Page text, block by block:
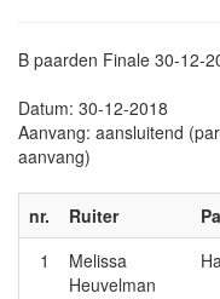
B paarden Finale 30-12-
Datum: 30-12-2018
Aanvang: aansluitend
aanvang)
nr. Ruiter
1
Melissa
Heuvelman